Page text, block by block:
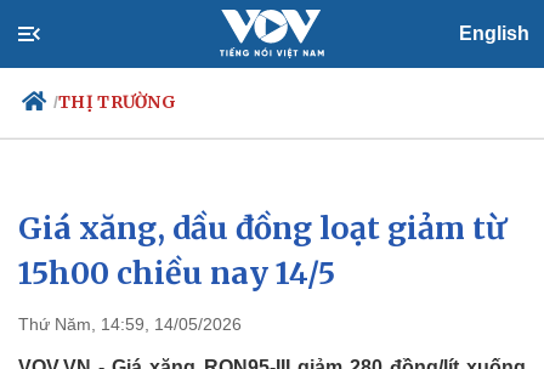
English
/THỊ TRƯỜNG
Chính trị
Đảng
Tổ chức nhân sự
Nhận diện sự thật
Xã hội
Tin 24h
Dự báo thời tiết
Việc làm
Giá xăng, dầu đồng loạt giảm từ
15h00 chiều nay 14/5
Thứ Năm, 14:59, 14/05/2026